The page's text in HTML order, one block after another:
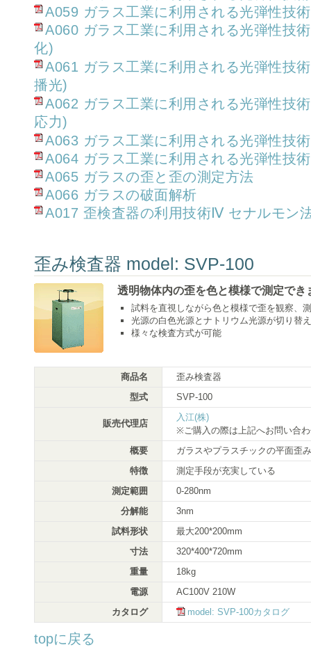
A059 ガラス工業に利用される光弾性技
A060 ガラス工業に利用される光弾性技
化)
A061 ガラス工業に利用される光弾性技
播光)
A062 ガラス工業に利用される光弾性技
応力)
A063 ガラス工業に利用される光弾性技
A064 ガラス工業に利用される光弾性技
A065 ガラスの歪と歪の測定方法
A066 ガラスの破面解析
A017 歪検査器の利用技術Ⅳ セナルモン
歪み検査器 model: SVP-100
透明物体内の歪を色と模様で測定でき
試料を直視しながら色と模様で歪を観察、
光源の白色光源とナトリウム光源が切り替
様々な検査方式が可能
商品名
歪み検査器
型式
SVP-100
販売代理店
入江(株)
※ご購入の際は上記へお問い合
概要
ガラスやプラスチックの平面歪
特徴
測定手段が充実している
測定範囲
0-280nm
分解能
3nm
試料形状
最大200*200mm
寸法
320*400*720mm
重量
18kg
電源
AC100V 210W
カタログ
model: SVP-100カタログ
topに戻る